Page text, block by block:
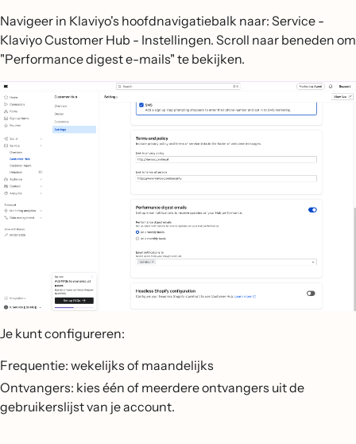
Navigeer in Klaviyo's hoofdnavigatiebalk naar: Service -
Klaviyo Customer Hub - Instellingen. Scroll naar beneden om
"Performance digest e-mails" te bekijken.
Je kunt configureren:
Frequentie: wekelijks of maandelijks
Ontvangers: kies één of meerdere ontvangers uit de
gebruikerslijst van je account.